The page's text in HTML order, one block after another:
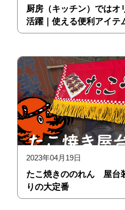
厨房（キッチン）ではオ
活躍｜使える便利アイテ
2023年04月19日
たこ焼きののれん 屋台
りの大定番